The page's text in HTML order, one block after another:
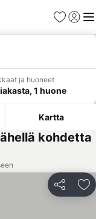
Suosikit
ja huoneet
1 huone
Kartta
kohdetta
Jaa